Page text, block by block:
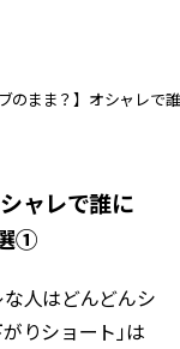
ブのまま？】オシャレ
ャレで誰に
①
な人はどんどんシ
りショート」は